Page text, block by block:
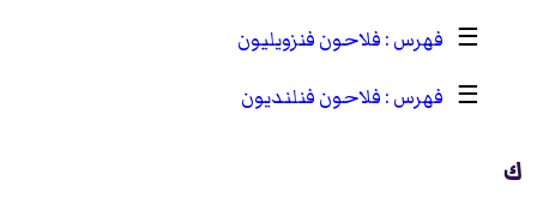
☰
فلاحون فنزويليون
☰
فلاحون فنلنديون
ك